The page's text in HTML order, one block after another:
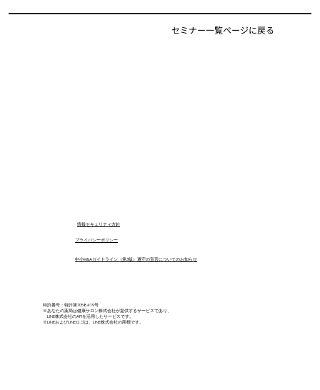
セミナー一覧ページに戻る
中小M&Aガイドライン（第3版）遵守の宣言についてのお知らせ
プライバシーポリシー
​情報セキュリティ方針
特許番号：特許第7058419号
※あなたの薬局は健康サロン株式会社が提供するサービスであり、
LINE株式会社のAPIを活用したサービスです。
※LINEおよびLINEロゴは、LINE株式会社の商標です。